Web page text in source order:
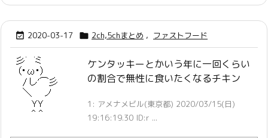
 2020-03-17  2ch,5chまとめ , ファストフード
ケンタッキーとかいう年に一回くらい
の割合で無性に食いたくなるチキン
1: アメナメビル(東京都) 2020/03/15(日)
19:16:19.30 ID:r ...